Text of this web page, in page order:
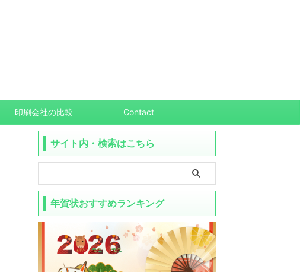
印刷会社の比較 Contact
サイト内・検索はこちら
年賀状おすすめランキング